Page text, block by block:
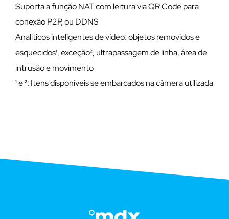
Suporta a função NAT com leitura via QR Code para
conexão P2P, ou DDNS
Analiticos inteligentes de vídeo: objetos removidos e
esquecidos¹, exceção², ultrapassagem de linha, área de
intrusão e movimento
¹ e ²: Itens disponíveis se embarcados na câmera utilizada